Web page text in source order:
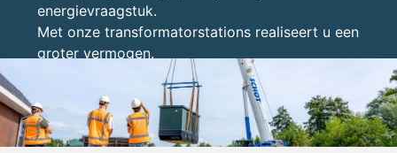
energievraagstuk.
Met onze transformatorstations realiseert u een
groter vermogen.
Transformatorstations